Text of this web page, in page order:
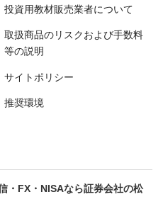
投資用教材販売業者について
取扱商品のリスクおよび手数料
等の説明
サイトポリシー
推奨環境
・FX・NISAなら証券会社の松